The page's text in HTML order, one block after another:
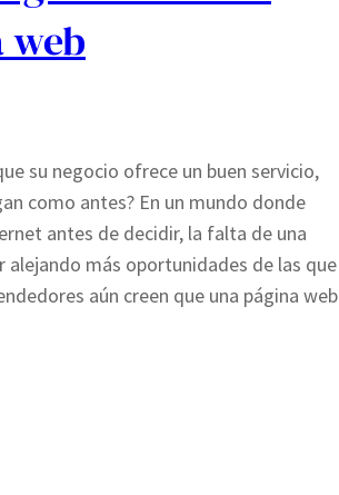
web
su negocio ofrece un buen servicio,
como antes? En un mundo donde
antes de decidir, la falta de una
alejando más oportunidades de las que
aún creen que una página web